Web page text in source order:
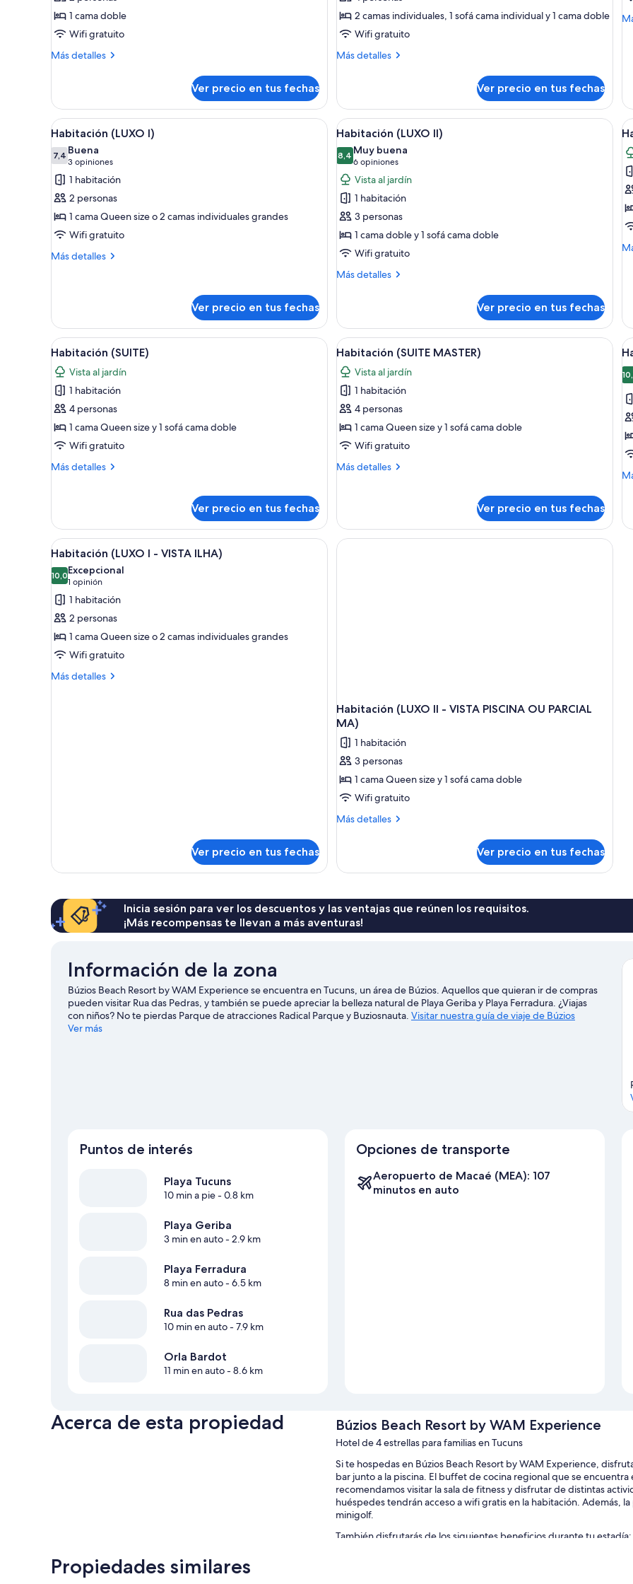
Habitación
1 cama doble
Wifi gratuito
Más detalles
Más
Ver precio en tus fechas
Double
Room
with
2 camas individuales, 1 sofá cama individual y 1 cama doble
Wifi gratuito
Más detalles
Más
Room
Deluxe
with
Garden
View
Ver precio en tus fechas
Ver
todas
las
fotos
de
Habitación
(LUXO
I)
Habitación de hotel con cabecera de madera, dos almohadas con estampado a rayas, colcha de flores y un
5
Habitación (LUXO I)
7,47,4 de 10
Buena
3 opiniones
(3
opiniones)
1 habitación
2 personas
1 cama Queen size o 2 camas individuales grandes
Wifi gratuito
Más detalles
Más
I)
Ver precio en tus fechas
Ver
todas
las
fotos
de
Habitación
(LUXO
II)
Habitación de hotel con dos camas,
5
Habitación (LUXO II)
8,48,4 de 10
Muy buena
6 opiniones
(6
opiniones)
Vista al jardín
1 habitación
3 personas
1 cama doble y 1 sofá cama doble
Wifi gratuito
Más detalles
Más
(LUXO
II)
Ver precio en tus fechas
Ver
todas
las
fotos
de
Habitación
(SUITE)
Habitación de hotel con cama, escritorio con televisor, un refrigerador pequeño y vistas al exterior.
5
Habitación (SUITE)
Vista al jardín
1 habitación
4 personas
1 cama Queen size y 1 sofá cama doble
Wifi gratuito
Más detalles
Más
Ver precio en tus fechas
Ver
todas
las
fotos
de
Habitación
(SUITE
Un hotel con piscina, balcones rojos y
6
Habitación (SUITE MASTER)
Vista al jardín
1 habitación
4 personas
1 cama Queen size y 1 sofá cama doble
Wifi gratuito
Más detalles
Más
MASTER)
Ver precio en tus fechas
Ver
todas
las
fotos
de
Habitación
(LUXO
-
Un resort con piscina, varios balcones y un cielo azul despejado.
6
Habitación (LUXO I - VISTA ILHA)
10,010,0 de 10
Excepcional
1 opinión
(1
opinión)
1 habitación
2 personas
1 cama Queen size o 2 camas individuales grandes
Wifi gratuito
Más detalles
Más
Ver precio en tus fechas
Habitación (LUXO II - VISTA PISCINA OU PARCIAL
MA)
1 habitación
3 personas
1 cama Queen size y 1 sofá cama doble
Wifi gratuito
Más detalles
Más
(LUXO
VISTA
PISCINA
OU
Ver precio en tus fechas
Inicia sesión para ver los descuentos y las ventajas que reúnen los requisitos.
¡Más recompensas te llevan a más aventuras!
Información de la zona
Búzios Beach Resort by WAM Experience se encuentra en Tucuns, un área de Búzios. Aquellos que quieran ir de compras
pueden visitar Rua das Pedras, y también se puede apreciar la belleza natural de Playa Geriba y Playa Ferradura. ¿Viajas
con niños? No te pierdas Parque de atracciones Radical Parque y Buziosnauta. Visitar nuestra guía de viaje de Búzios
Ver más
Puntos de interés
Playa Tucuns
10 min a pie- 0.8 km
Playa Geriba
3 min en auto- 2.9 km
Playa Ferradura
8 min en auto- 6.5 km
Rua das Pedras
10 min en auto- 7.9 km
Orla Bardot
11 min en auto- 8.6 km
Opciones de transporte
Aeropuerto de Macaé (MEA): 107
minutos en auto
Acerca de esta propiedad Búzios Beach Resort by WAM Experience
Hotel de 4 estrellas para familias en Tucuns
Si te hospedas en Búzios Beach Resort by WAM Experience,
bar junto a la piscina. El buffet de cocina regional que se encuentra
recomendamos visitar la sala de fitness y disfrutar de distintas
huéspedes tendrán acceso a wifi gratis en la habitación. Además,
minigolf.
También disfrutarás de los siguientes beneficios durante tu estadía:
Propiedades similares